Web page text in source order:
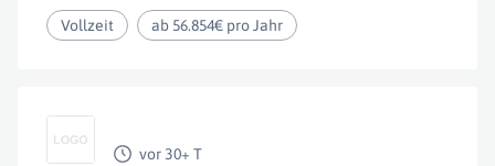
Vollzeit ab 56.854€ pro Jahr
vor 30+ T